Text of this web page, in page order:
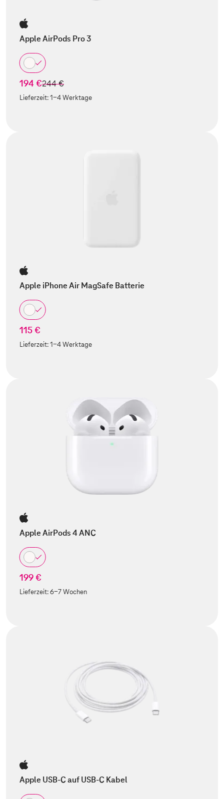
Apple AirPods Pro 3
194 €statt
244 €
Lieferzeit:1-4 Werktage
Apple iPhone Air MagSafe Batterie
115 €
Lieferzeit:1-4 Werktage
Apple AirPods 4 ANC
199 €
Lieferzeit:6-7 Wochen
Apple USB-C auf USB-C Kabel